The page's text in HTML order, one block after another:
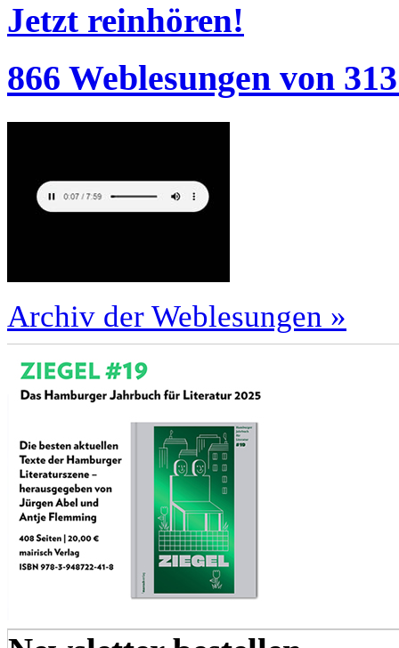
Jetzt reinhören!
866 Weblesungen von
Archiv der Weblesungen »